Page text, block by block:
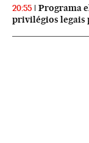
20:55
Programa
privilégios legais